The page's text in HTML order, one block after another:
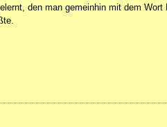
den man gemeinhin mit dem